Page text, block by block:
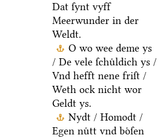
Dat ſynt vyff
Meerwunder in der
Weldt.
O wo wee deme ys
/ De vele ſchuͤldich ys /
Vnd hefft nene friſt /
Weth ock nicht wor
Geldt ys.
Nydt / Homodt /
Egen nuͤtt vnd boͤſen